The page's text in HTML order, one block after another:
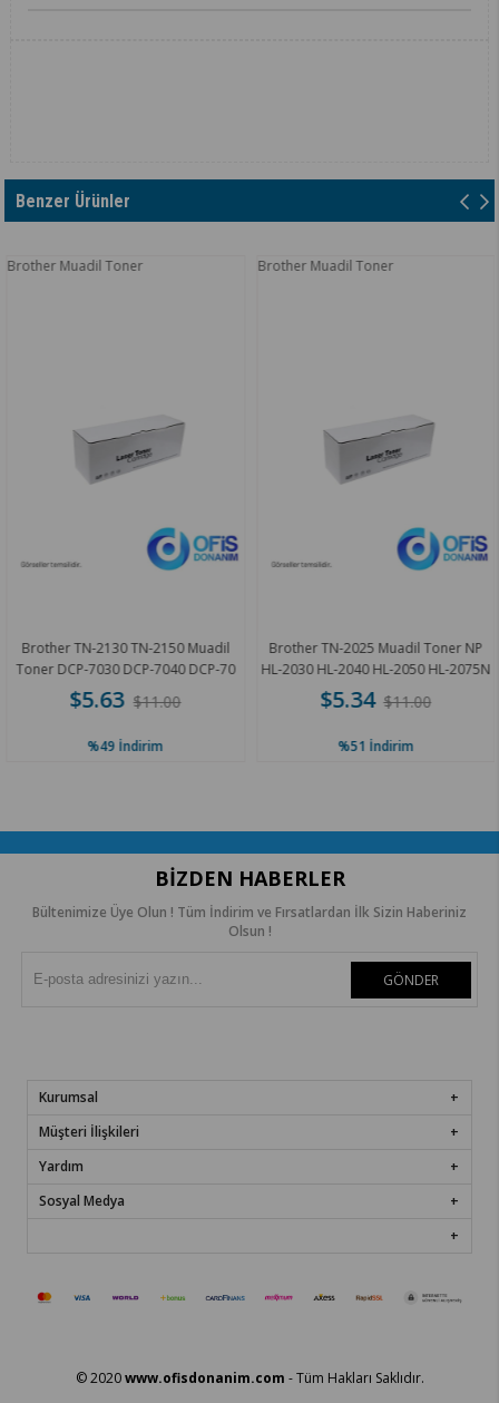
Benzer Ürünler
Muadil Toner
Brother TN-2130 TN-2150 Muadil
Toner DCP-7030 DCP-7040 DCP-70
1.5K
$5.63 $11.00
%49 İndirim
Brother Muadil Toner
Brother TN-2025 Muadil Toner NP
HL-2030 HL-2040 HL-2050 HL-2075N
2.5K
$5.34 $11.00
%51İndirim
BIZDEN HABERLER
Bültenimize Üye Olun ! Tüm İndirim ve Fırsatlardan İlk Sizin Haberiniz
Olsun !
GÖNDER
Kurumsal
Müşteri İlişkileri
Yardım
Sosyal Medya
© 2020www.ofisdonanim.com - Tüm Hakları Saklıdır.